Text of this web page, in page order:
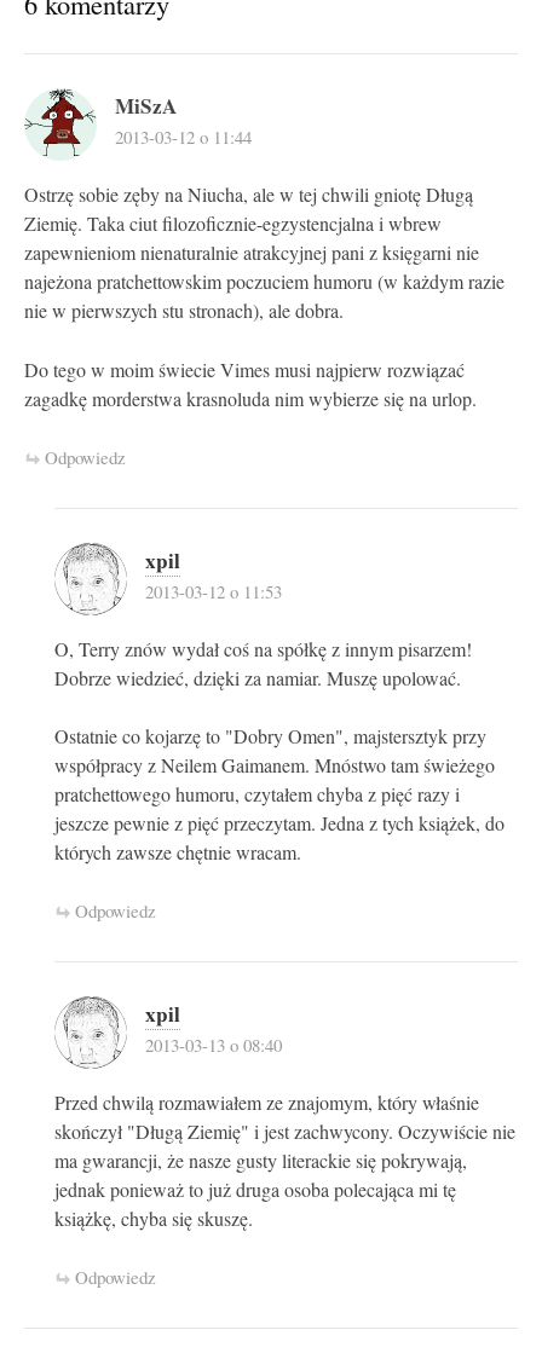
MiSzA
2013-03-12 o 11:44
Ostrzę sobie zęby na Niucha, ale w tej chwili gniotę Długą
Ziemię. Taka ciut filozoficznie-egzystencjalna i wbrew
zapewnieniom nienaturalnie atrakcyjnej pani z księgarni nie
najeżona pratchettowskim poczuciem humoru (w każdym razie
nie w pierwszych stu stronach), ale dobra.
Do tego w moim świecie Vimes musi najpierw rozwiązać
zagadkę morderstwa krasnoluda nim wybierze się na urlop.
Odpowiedz
xpil
2013-03-12 o 11:53
O, Terry znów wydał coś na spółkę z innym pisarzem!
Dobrze wiedzieć, dzięki za namiar. Muszę upolować.
Ostatnie co kojarzę to "Dobry Omen", majstersztyk przy
współpracy z Neilem Gaimanem. Mnóstwo tam świeżego
pratchettowego humoru, czytałem chyba z pięć razy i
jeszcze pewnie z pięć przeczytam. Jedna z tych książek, do
których zawsze chętnie wracam.
Odpowiedz
xpil
2013-03-13 o 08:40
Przed chwilą rozmawiałem ze znajomym, który właśnie
skończył "Długą Ziemię" i jest zachwycony. Oczywiście nie
ma gwarancji, że nasze gusty literackie się pokrywają,
jednak ponieważ to już druga osoba polecająca mi tę
książkę, chyba się skuszę.
Odpowiedz